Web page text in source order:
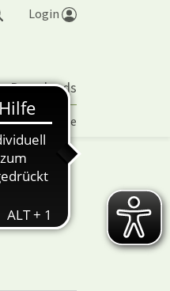
Login
Downloads
Turniere